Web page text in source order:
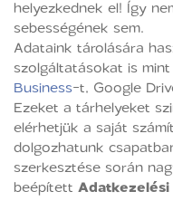
helyezkednek el! Így
sebességének sem.
Adataink tárolására
szolgáltatásokat is
Business-t, Google
Ezeket a tárhelyeket
elérhetjük a saját
dolgozhatunk
szerkesztése során
beépített Adatkezelési